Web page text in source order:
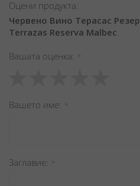
Оцени продукта:
Червено Вино Терасас
Terrazas Reserva Malbec
Вашата оценка
star
stars
stars
stars
stars
Вашето име
Заглавиe